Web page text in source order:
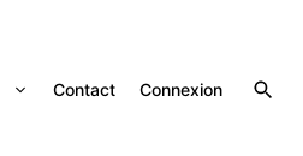
Contact Connexion